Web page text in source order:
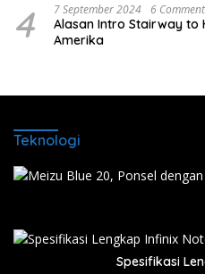
4 7 September 2024 6 Comment
Alasan Intro Stairway to
Amerika
Teknologi
Spesifikasi